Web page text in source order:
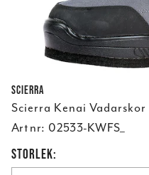
Scierra
Scierra Kenai
Art nr: 02533-KWFS_
STORLEK: